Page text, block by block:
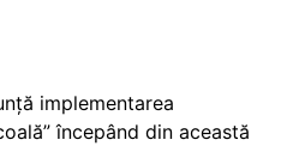
implementarea
începând din această